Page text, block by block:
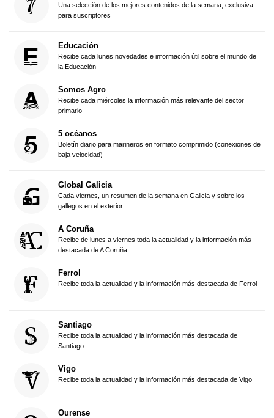
Una selección de los mejores contenidos de la semana, exclusiva
para suscriptores
Educación
Recibe cada lunes novedades e información útil sobre el mundo de
la Educación
Somos Agro
Recibe cada miércoles la información más relevante del sector
primario
5 océanos
Boletín diario para marineros en formato comprimido (conexiones de
baja velocidad)
Global Galicia
Cada viernes, un resumen de la semana en Galicia y sobre los
gallegos en el exterior
A Coruña
Recibe de lunes a viernes toda la actualidad y la información más
destacada de A Coruña
Ferrol
Recibe toda la actualidad y la información más destacada de Ferrol
Santiago
Recibe toda la actualidad y la información más destacada de
Santiago
Vigo
Recibe toda la actualidad y la información más destacada de Vigo
Ourense